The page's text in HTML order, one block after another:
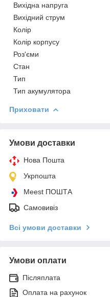
Вихідна напруга
Вихідний струм
Колір
Колір корпусу
Роз'єми
Стан
Тип
Тип акумулятора
Приховати
Умови доставки
Нова Пошта
Укрпошта
Meest ПОШТА
Самовивіз
Всі умови доставки
Умови оплати
Післяплата
Оплата на рахунок